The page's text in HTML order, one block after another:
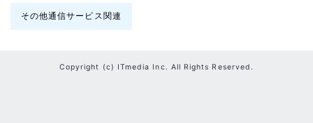
その他通信サービス関連
Copyright (c) ITmedia Inc. All Rights Reserved.